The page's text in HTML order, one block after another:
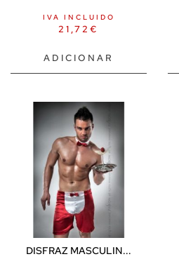
21,72 €
IVA INCLUIDO
ADICIONAR
DISFRAZ MASCULIN...